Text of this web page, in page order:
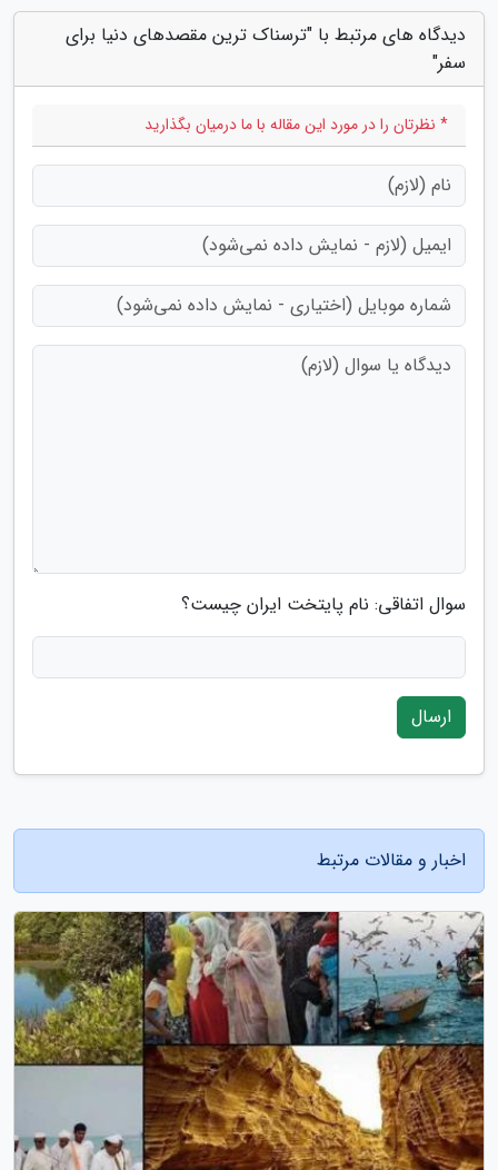
دیدگاه های مرتبط با "ترسناک ترین مقصدهای دنیا برای
سفر"
* نظرتان را در مورد این مقاله با ما درمیان بگذارید
سوال اتفاقی: نام پایتخت ایران چیست؟
ارسال
اخبار و مقالات مرتبط